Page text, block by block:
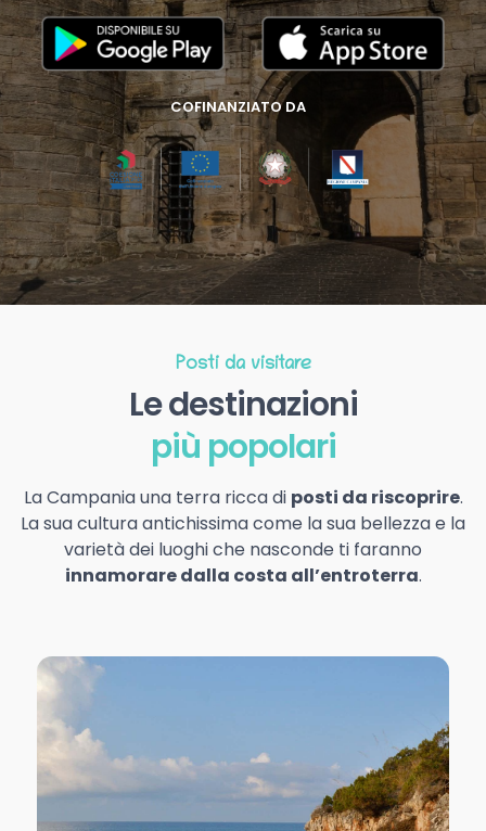
COFINANZIATO DA
Posti da visitare
Le destinazioni
più popolari
La Campania una terra ricca di posti da riscoprire.
La sua cultura antichissima come la sua bellezza e la
varietà dei luoghi che nasconde ti faranno
innamorare dalla costa all’entroterra.